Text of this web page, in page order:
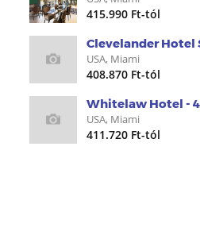
415.990 Ft-tól
Clevelander Hotel
USA, Miami
408.870 Ft-tól
Whitelaw Hotel -
USA, Miami
411.720 Ft-tól